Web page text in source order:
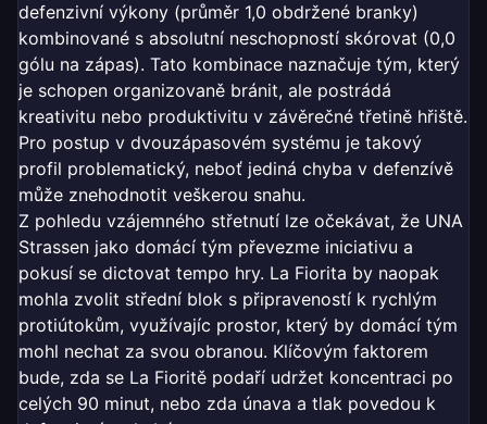
defenzivní výkony (průměr 1,0 obdržené branky)
kombinované s absolutní neschopností skórovat (0,0
gólu na zápas). Tato kombinace naznačuje tým, který
je schopen organizovaně bránit, ale postrádá
kreativitu nebo produktivitu v závěrečné třetině hřiště.
Pro postup v dvouzápasovém systému je takový
profil problematický, neboť jediná chyba v defenzívě
může znehodnotit veškerou snahu.
Z pohledu vzájemného střetnutí lze očekávat, že UNA
Strassen jako domácí tým převezme iniciativu a
pokusí se dictovat tempo hry. La Fiorita by naopak
mohla zvolit střední blok s připraveností k rychlým
protiútokům, využívajíc prostor, který by domácí tým
mohl nechat za svou obranou. Klíčovým faktorem
bude, zda se La Fioritě podaří udržet koncentraci po
celých 90 minut, nebo zda únava a tlak povedou k